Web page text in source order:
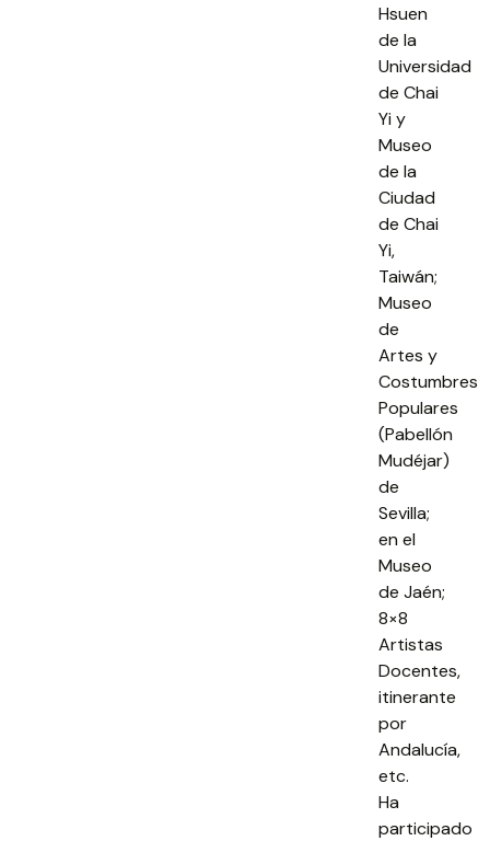
Hsuen
de la
Universidad
de Chai
Yi y
Museo
de la
Ciudad
de Chai
Yi,
Taiwán;
Museo
de
Artes y
Costumbres
Populares
(Pabellón
Mudéjar)
de
Sevilla;
en el
Museo
de Jaén;
8×8
Artistas
Docentes,
itinerante
por
Andalucía,
etc.
Ha
participado